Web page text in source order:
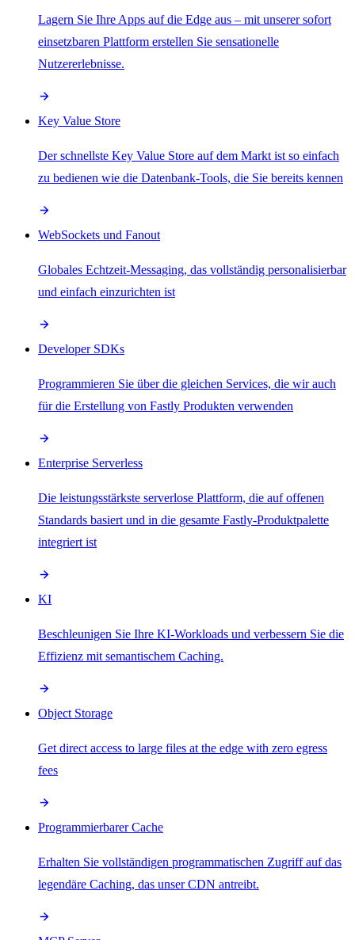
Lagern Sie Ihre Apps auf die Edge aus – mit unserer sofort
einsetzbaren Plattform erstellen Sie sensationelle
Nutzererlebnisse.
Key Value Store
Der schnellste Key Value Store auf dem Markt ist so einfach
zu bedienen wie die Datenbank-Tools, die Sie bereits kennen
WebSockets und Fanout
Globales Echtzeit-Messaging, das vollständig personalisierbar
und einfach einzurichten ist
Developer SDKs
Programmieren Sie über die gleichen Services, die wir auch
für die Erstellung von Fastly Produkten verwenden
Enterprise Serverless
Die leistungsstärkste serverlose Plattform, die auf offenen
Standards basiert und in die gesamte Fastly-Produktpalette
integriert ist
KI
Beschleunigen Sie Ihre KI-Workloads und verbessern Sie die
Effizienz mit semantischem Caching.
Object Storage
Get direct access to large files at the edge with zero egress
fees
Programmierbarer Cache
Erhalten Sie vollständigen programmatischen Zugriff auf das
legendäre Caching, das unser CDN antreibt.